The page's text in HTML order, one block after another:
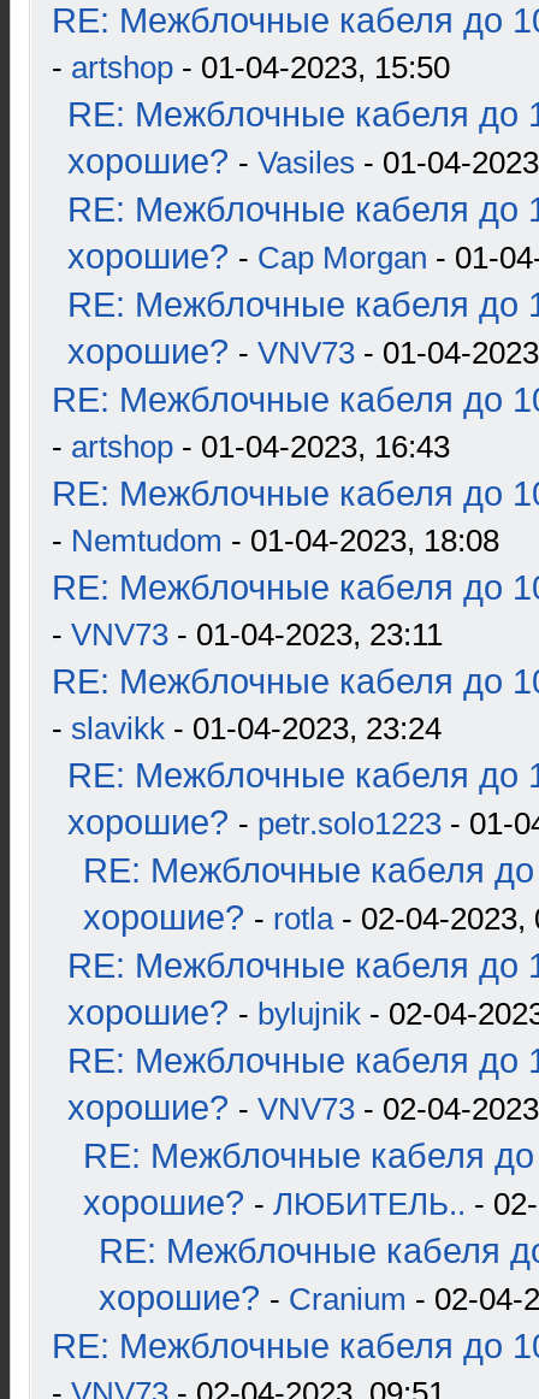
RE: Межблочные кабеля до
- artshop - 01-04-2023, 15:50
RE: Межблочные кабеля до
хорошие? - Vasiles - 01-04-
RE: Межблочные кабеля до
хорошие? - Cap Morgan - 01-
RE: Межблочные кабеля до
хорошие? - VNV73 - 01-04-
RE: Межблочные кабеля до
- artshop - 01-04-2023, 16:43
RE: Межблочные кабеля до
- Nemtudom - 01-04-2023, 18:08
RE: Межблочные кабеля до
- VNV73 - 01-04-2023, 23:11
RE: Межблочные кабеля до
- slavikk - 01-04-2023, 23:24
RE: Межблочные кабеля до
хорошие? - petr.solo1223 - 01-
RE: Межблочные кабеля до
хорошие? - rotla- 02-04-2023,
RE: Межблочные кабеля до
хорошие? - bylujnik - 02-04-
RE: Межблочные кабеля до
хорошие? - VNV73 - 02-04-
RE: Межблочные кабеля до
хорошие? - ЛЮБИТЕЛЬ.. -
RE: Межблочные кабеля
хорошие? - Cranium - 02-04-
RE: Межблочные кабеля до